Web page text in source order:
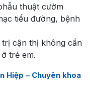
thuật cườm
tiểu đường, bệnh
cận thị không cần
trẻ em.
Hiệp – Chuyên khoa